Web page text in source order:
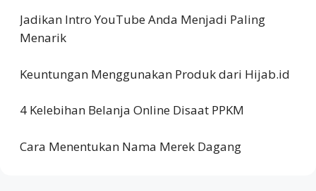
Jadikan Intro YouTube Anda Menjadi Paling
Menarik
Keuntungan Menggunakan Produk dari Hijab.id
4 Kelebihan Belanja Online Disaat PPKM
Cara Menentukan Nama Merek Dagang